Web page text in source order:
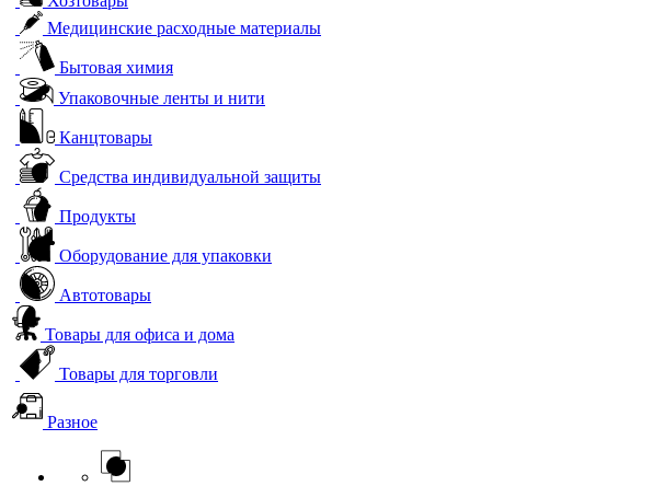
Медицинские расходные материалы
Бытовая химия
Упаковочные ленты и нити
Канцтовары
Средства индивидуальной защиты
Продукты
Оборудование для упаковки
Автотовары
Товары для офиса и дома
Товары для торговли
Разное